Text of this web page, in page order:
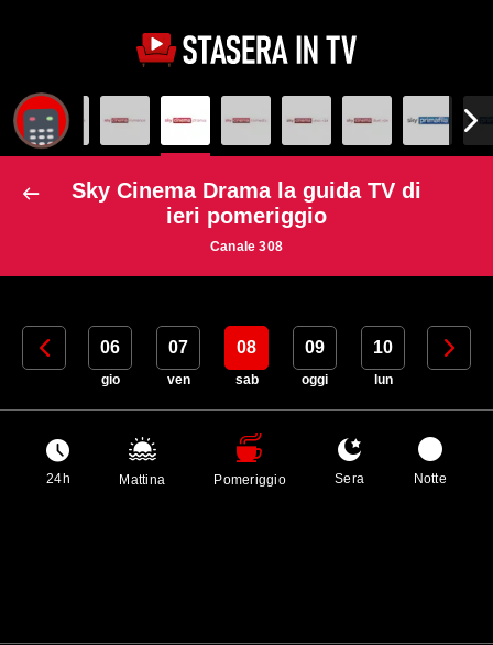
Sky Cinema Drama la guida TV di
ieri pomeriggio
Canale 308
05 06
gio
07
ven
08
sab
09
oggi
10
lun
11
24h Mattina Pomeriggio Sera Notte